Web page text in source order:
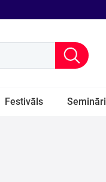
Festivāls Semināri